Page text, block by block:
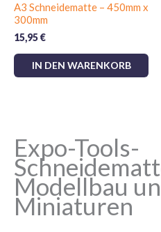
A3 Schneidematte – 450mm x
300mm
15,95€
IN DEN WARENKORB
Expo-Tools-
Modellbau
Miniaturen